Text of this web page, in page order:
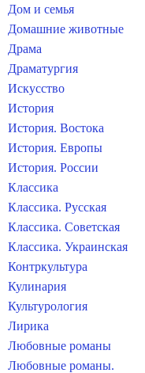
Дом и семья
Домашние животные
Драма
Драматургия
Искусство
История
История. Востока
История. Европы
История. России
Классика
Классика. Русская
Классика. Советская
Классика. Украинская
Контркультура
Кулинария
Культурология
Лирика
Любовные романы
Любовные романы.